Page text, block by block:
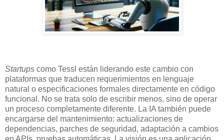
Startups como Tessl están liderando este cambio con
plataformas que traducen requerimientos en lenguaje
natural o especificaciones formales directamente en código
funcional. No se trata solo de escribir menos, sino de operar
un proceso completamente diferente. La IA también puede
encargarse del mantenimiento: actualizaciones de
dependencias, parches de seguridad, adaptación a cambios